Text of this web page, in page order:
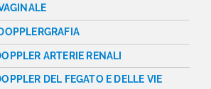
ARTERIE RENALI
DEL FEGATO E DELLE VIE